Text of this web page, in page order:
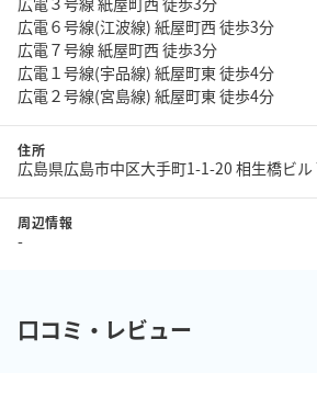
広電６号線(江波線) 紙屋町西 徒歩3分
広電７号線 紙屋町西 徒歩3分
広電１号線(宇品線) 紙屋町東 徒歩4分
広電２号線(宮島線) 紙屋町東 徒歩4分
住所
広島県広島市中区大手町1-1-20 相生橋ビル
周辺情報
-
口コミ・レビュー